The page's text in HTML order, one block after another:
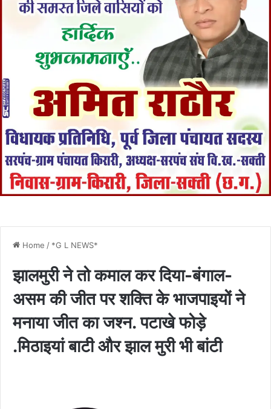
Home / *G L NEWS*
झालमुरी ने तो कमाल कर दिया-बंगाल-
असम की जीत पर शक्ति के भाजपाइयों ने
मनाया जीत का जश्न. पटाखे फोड़े
.मिठाइयां बाटी और झाल मुरी भी बांटी